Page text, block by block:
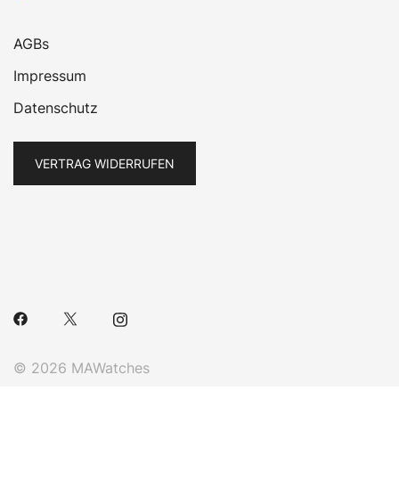
AGBs
Impressum
Datenschutz
VERTRAG WIDERRUFEN
© 2026 MAWatches